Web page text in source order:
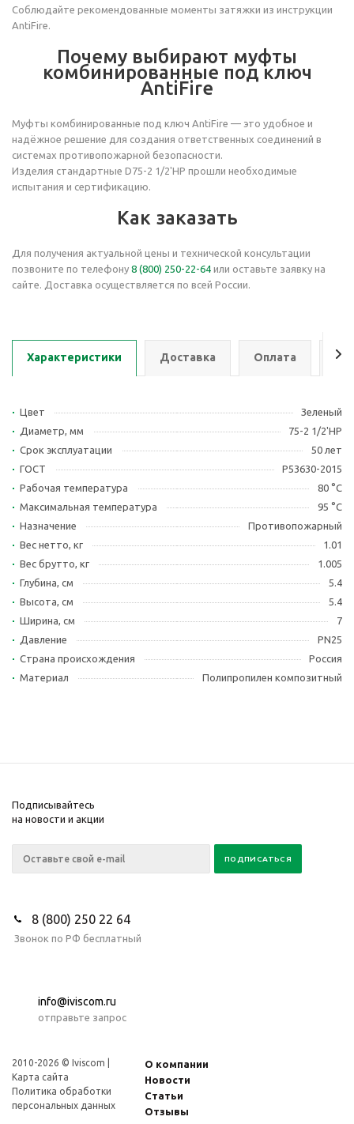
Соблюдайте рекомендованные моменты затяжки из инструкции
AntiFire.
Почему выбирают муфты
комбинированные под ключ
AntiFire
Муфты комбинированные под ключ AntiFire — это удобное и
надёжное решение для создания ответственных соединений в
системах противопожарной безопасности.
Изделия стандартные D75-2 1/2'НР прошли необходимые
испытания и сертификацию.
Как заказать
Для получения актуальной цены и технической консультации
позвоните по телефону 8 (800) 250-22-64 или оставьте заявку на
сайте. Доставка осуществляется по всей России.
Характеристики Доставка Оплата
Цвет
Зеленый
Диаметр, мм
75-2 1/2'НР
Срок эксплуатации
50 лет
ГОСТ
Р53630-2015
Рабочая температура
80 °С
Максимальная температура
95 °С
Назначение
Противопожарный
Вес нетто, кг
1.01
Вес брутто, кг
1.005
Глубина, см
5.4
Высота, см
5.4
Ширина, см
7
Давление
PN25
Страна происхождения
Россия
Материал
Полипропилен композитный
Подписывайтесь
на новости и акции
8 (800) 250 22 64
Звонок по РФ бесплатный
info@iviscom.ru
отправьте запрос
2010-2026 © Iviscom |
Карта сайта
Политика обработки
персональных данных
О компании
Новости
Статьи
Отзывы